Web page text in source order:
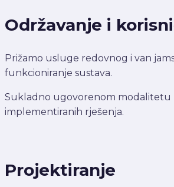
Održavanje i
Prižamo usluge redovnog i van
funkcioniranje sustava.
Sukladno ugovorenom modalitetu
implementiranih rješenja.
Projektiranje